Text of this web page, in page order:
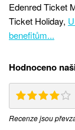
Edenred Ticket
Ticket Holiday,
benefitům...
Hodnoceno
Recenze jsou